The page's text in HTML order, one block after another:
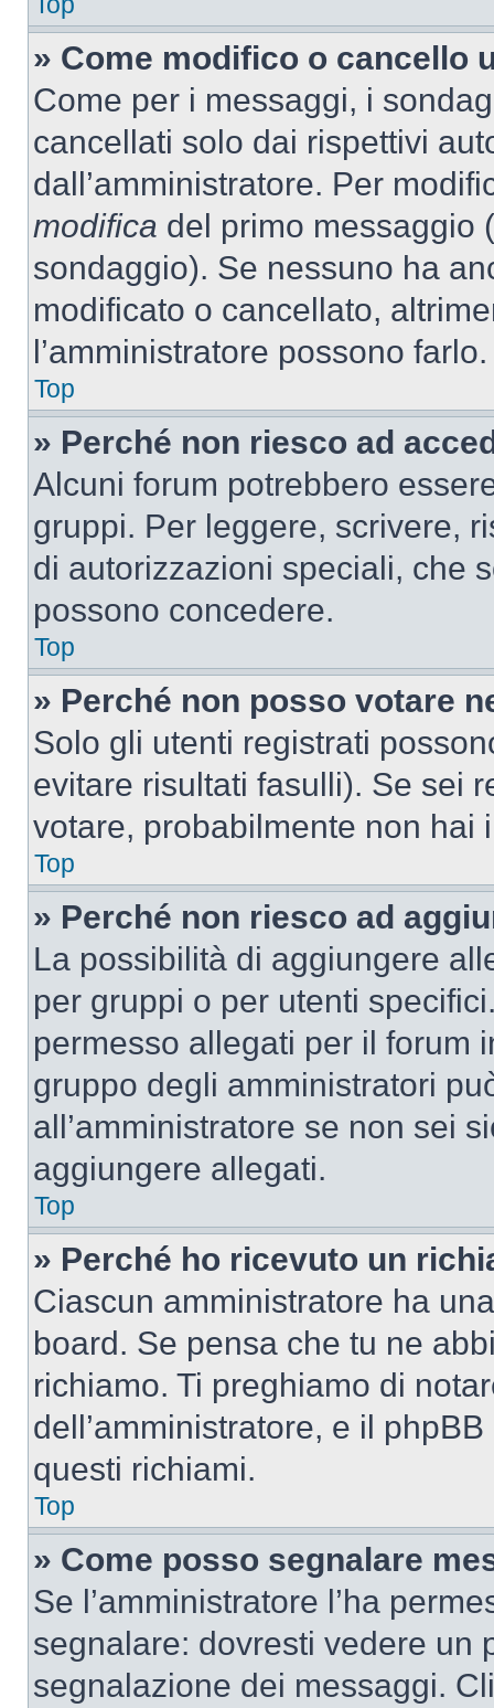
» Come modifico o cancello
Come per i messaggi, i
cancellati solo dai rispettivi
dall’amministratore. Per
modifica del primo messaggio
sondaggio). Se nessuno ha
modificato o cancellato,
l’amministratore possono farlo.
Top
» Perché non riesco ad
Alcuni forum potrebbero
gruppi. Per leggere, scrivere,
di autorizzazioni speciali, che
possono concedere.
Top
» Perché non posso votare
Solo gli utenti registrati
evitare risultati fasulli). Se sei
votare, probabilmente non hai
Top
» Perché non riesco ad
La possibilità di aggiungere
per gruppi o per utenti
permesso allegati per il forum
gruppo degli amministratori
all’amministratore se non sei
aggiungere allegati.
Top
» Perché ho ricevuto un
Ciascun amministratore ha
board. Se pensa che tu ne
richiamo. Ti preghiamo di
dell’amministratore, e il
questi richiami.
Top
» Come posso segnalare
Se l’amministratore l’ha
segnalare: dovresti vedere un
segnalazione dei messaggi.